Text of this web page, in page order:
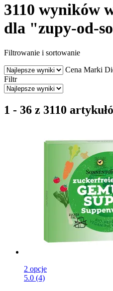
3110 wyników
dla "zupy-od-
Filtrowanie i sortowanie
Cena Marki
Filtr
1 - 36 z 3110
2 opcje
5.0 (4)